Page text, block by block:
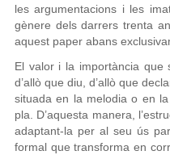
les argumentacions i les
gènere dels darrers trenta
aquest paper abans
El valor i la importància que
d’allò que diu, d’allò que
situada en la melodia o en
pla. D’aquesta manera,
adaptant-la per al seu ús
formal que transforma en